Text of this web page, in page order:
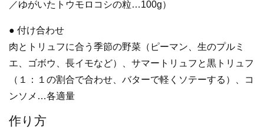
／ゆがいたトウモロコシの粒…100g）
● 付け合わせ
肉とトリュフに合う季節の野菜（ピーマン、生のプルミ
エ、ゴボウ、長イモなど）、サマートリュフと黒トリュフ
（１：１の割合で合わせ、バターで軽くソテーする）、コ
ンソメ…各適量
作り方